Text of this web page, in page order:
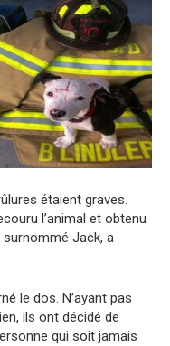
étaient graves.
l’animal et obtenu
Jack, a
le dos. N’ayant pas
ils ont décidé de
qui soit jamais